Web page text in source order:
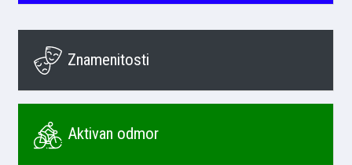
Znamenitosti
Aktivan odmor